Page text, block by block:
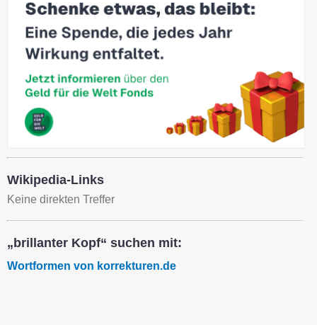
Wikipedia-Links
Keine direkten Treffer
„brillanter Kopf“ suchen mit:
Wortformen von korrekturen.de